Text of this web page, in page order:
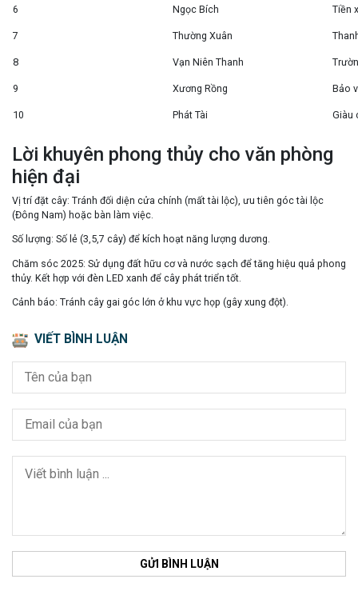
6 Ngọc Bích Tiền
7 Thường Xuân
8 Vạn Niên Thanh
9 Xương Rồng Bảo
10 Phát Tài Giàu
Lời khuyên phong thủy cho văn phòng
hiện đại
Vị trí đặt cây: Tránh đối diện cửa chính (mất tài lộc), ưu tiên góc tài lộc
(Đông Nam) hoặc bàn làm việc
Số lượng: Số lẻ (3,5,7 cây) để kích hoạt năng lượng dương.
Chăm sóc 2025: Sử dụng đất hữu cơvà nước sạch để tăng hiệu quả phong
thủy. Kết hợp với đèn LED xanh để cây phát triển tốt.
Cảnh báo: Tránh cây gai góc lớn ở khu vực họp (gây xung đột).
VIẾT BÌNH LUẬN
GỬI BÌNH LUẬN